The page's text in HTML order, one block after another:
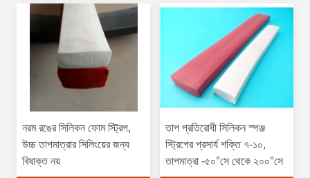
নরম রঙের সিলিকন ফোম স্ট্রিপ,
উচ্চ তাপমাত্রার সিলিংয়ের জন্য
বিষাক্ত নয়
তাপ প্রতিরোধী সিলিকন স্পঞ্জ
স্ট্রিপের প্রসার্য শক্তি ৭-১০,
তাপমাত্রা -৫০°সে থেকে ২০০°সে